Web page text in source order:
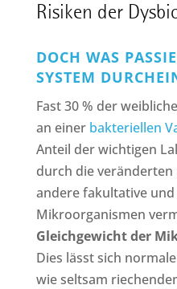
Risiken der
DOCH WAS
SYSTEM
Fast 30 % der
an einer bakteriellen
Anteil der wichtigen
durch die veränderten
andere fakultative
Mikroorganismen
Gleichgewicht der
Dies lässt sich
wie seltsam